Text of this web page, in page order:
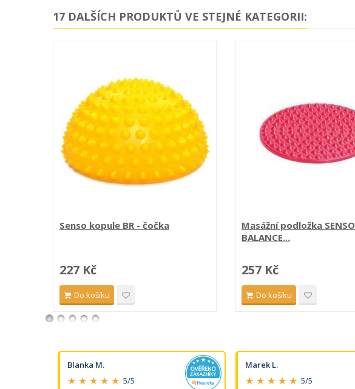
17 DALŠÍCH PRODUKTŮ VE STEJNÉ KATEGORII:
Senso kopule BR - čočka
227 Kč
Do košíku
Masážní podložka SENSO
BALANCE...
257 Kč
Do košíku
Blanka M.
★ ★ ★ ★ ★ 5/5
Marek L.
★ ★ ★ ★ ★ 5/5